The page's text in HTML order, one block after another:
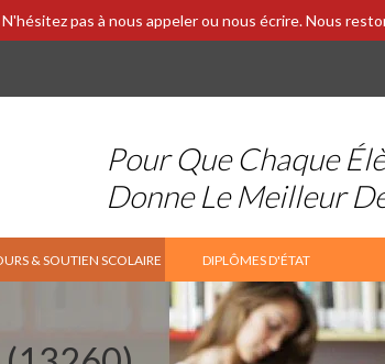
pas à nous appeler ou nous écrire. Nous
Pour Que Chaque
Donne Le Meilleur
& SOUTIEN SCOLAIRE DIPLÔMES D'ÉTAT